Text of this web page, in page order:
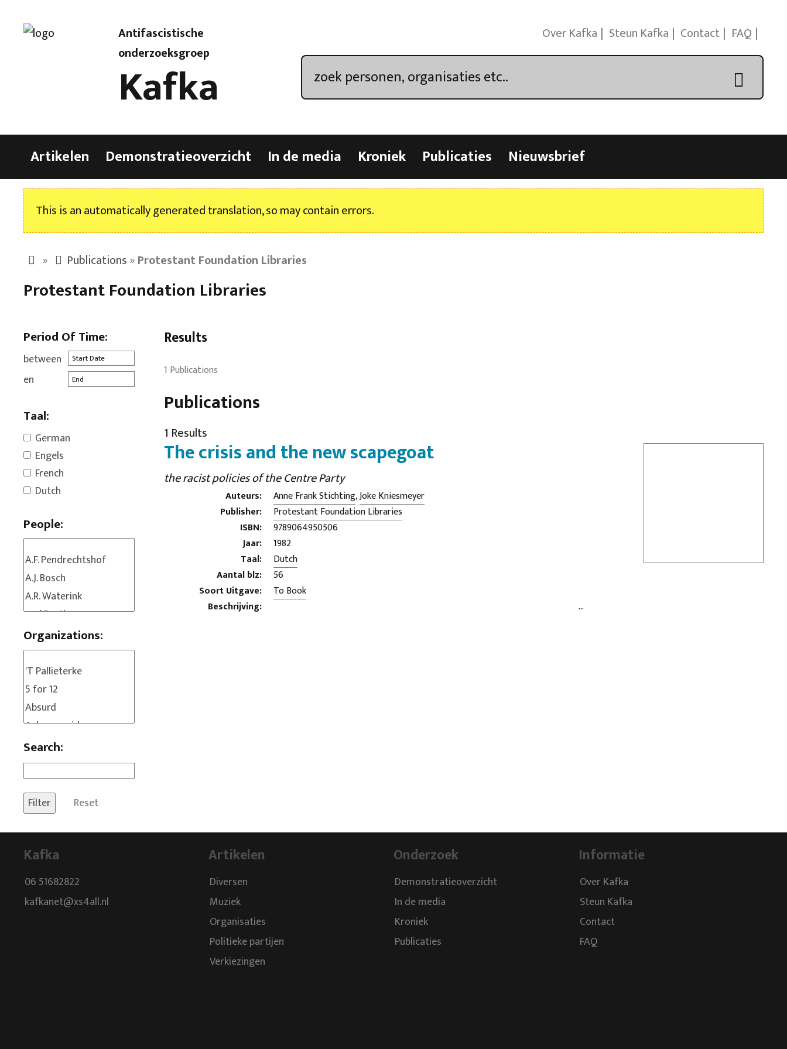
Antifascistische
onderzoeksgroep
Kafka
Over Kafka Steun Kafka Contact FAQ
Artikelen Demonstratieoverzicht In de media Kroniek Publicaties Nieuwsbrief
This is an automatically generated translation, so may contain errors.
» Publications»Protestant Foundation Libraries
Protestant Foundation Libraries
Period Of Time:
between
en
Taal:
German
Engels
French
Dutch
People:
Organizations:
Search:
Reset
Results
1 Publications
Publications
1 Results
The crisis and the new scapegoat
the racist policies of the Centre Party
Auteurs: Anne Frank Stichting,Joke Kniesmeyer
Publisher:
Protestant Foundation Libraries
ISBN:
9789064950506
Jaar:
1982
Taal:
Dutch
Aantal blz:
56
Soort Uitgave:
To Book
Beschrijving:
Kafka
06 51682822
kafkanet@xs4all.nl
Artikelen
Diversen
Muziek
Organisaties
Politieke partijen
Verkiezingen
Onderzoek
Demonstratieoverzicht
In de media
Kroniek
Publicaties
Informatie
Over Kafka
Steun Kafka
Contact
FAQ